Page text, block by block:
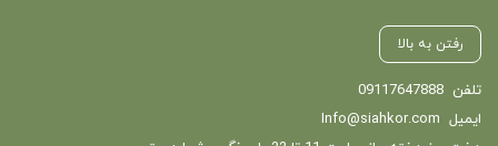
رفتن به بالا
تلفن 09117647888
ایمیل Info@siahkor.com